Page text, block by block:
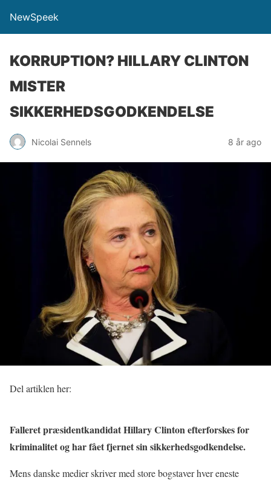
NewSpeek
KORRUPTION? HILLARY CLINTON
MISTER
SIKKERHEDSGODKENDELSE
Nicolai Sennels 8 år ago
Del artiklen her:
Falleret præsidentkandidat Hillary Clinton efterforskes for
kriminalitet og har fået fjernet sin sikkerhedsgodkendelse.
Mens danske medier skriver med store bogstaver hver eneste